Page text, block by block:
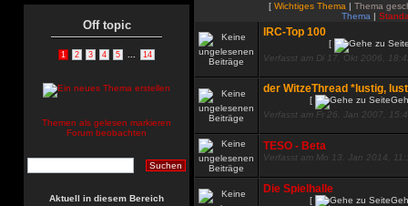
Off topic
1 2 3 4 5 14
Themen als gelesen markieren
Forum beobachten
Aktuell in diesem Bereich
[ Wichtiges Thema | Thema
Thema |
IRC-Top 100
[
Verfasst am Di 17. Okt 2006,
der WitzeThread *lustig,
[
Verfasst am Fr 26. Jan 2007,
TESO - Beta
Verfasst am Mo 13. Jan 2014,
Die Spielhalle
[